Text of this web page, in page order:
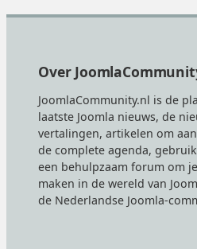
Over
JoomlaCommunity.nl is de
laatste Joomla nieuws, de
vertalingen, artikelen om
de complete agenda,
een behulpzaam forum om
maken in de wereld van
de Nederlandse Joomla-